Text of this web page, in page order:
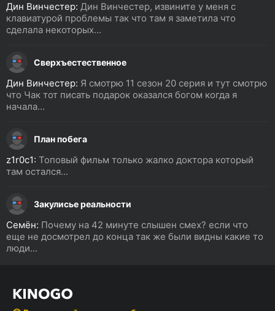
Дин Винчестер: Дин Винчестер, извините у меня с
клавиатурой проблемы так что там я заметила что
сделала некоторых...
Сверхъестественное
Дин Винчестер: Я смотрю 11 сезон 20 серия и тут смотрю
что Чак тот писать подарок оказался богом когда я
начала...
План побега
z1r0c1: Топовый фильм только жалко доктора который
там остался...
Закулисье реальности
Семён: Почему на 42 минуте слышен смех? если что
еще не досмотрел до конца так же были видны какие то
люди...